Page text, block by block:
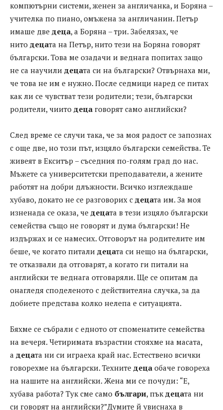
компютърни системи, женен за англичанка, и Боряна –
учителка по пиано, омъжена за англичанин. Петър
имаше две деца, а Боряна – три. Забелязах, че
нито децата на Петър, нито тези на Боряна говорят
български. Това ме озадачи и веднага попитах защо
не са научили децата си на български? Отвърнаха ми,
че това не им е нужно. После седмици наред се питах
как ли се чувстват тези родители; тези, български
родители, чиито деца говорят само английски?
След време се случи така, че за моя радост се запознах
с още две, но този път, изцяло български семейства. Те
живеят в Екситър – съседния по-голям град до нас.
Мъжете са университетски преподаватели, а жените
работят на добри длъжности. Всичко изглеждаше
хубаво, докато не се разговорих с децата им. За моя
изненада се оказа, че децата в тези изцяло български
семейства също не говорят и дума български! Не
издържах и се намесих. Отговорът на родителите им
беше, че когато питали децата си нещо на български,
те отказвали да отговарят, а когато ги питали на
английски те веднага отговаряли. Ще се опитам да
онагледя споделеното с действителна случка, за да
добиете представа колко нелепа е ситуацията.
Бяхме се събрали с едното от споменатите семейства
на вечеря. Четиримата възрастни стояхме на масата,
а децата ни си играеха край нас. Естествено всички
говорехме на български. Техните деца обаче говореха
на нашите на английски. Жена ми се почуди: “Е,
хубава работа? Тук сме само българи, пъкдецата ни
си говорят на английски?”Думите й увиснаха в